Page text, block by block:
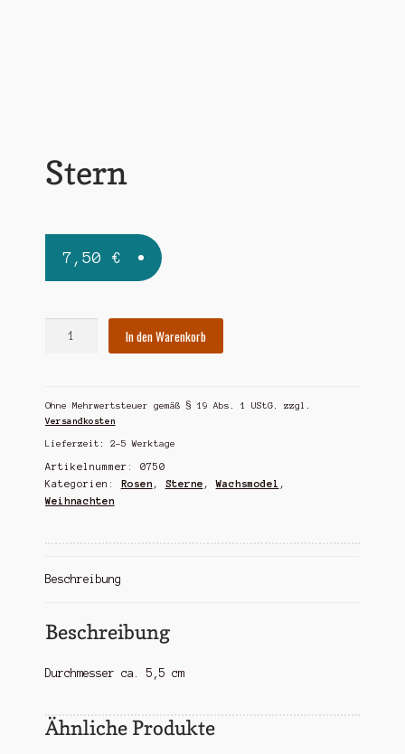
Stern
7,50 €
In den Warenkorb
Ohne Mehrwertsteuer gemäß § 19 Abs. 1 UStG.
zzgl.
Versandkosten
Lieferzeit: 2-5 Werktage
Artikelnummer: 0750
Kategorien: Rosen , Sterne ,Wachsmodel ,
Weihnachten
Beschreibung
Beschreibung
Durchmesser ca. 5,5 cm
Ähnliche Produkte